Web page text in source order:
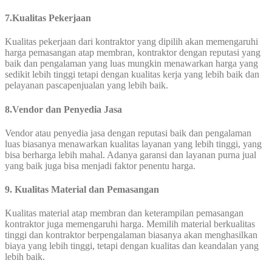
7.Kualitas Pekerjaan
Kualitas pekerjaan dari kontraktor yang dipilih akan memengaruhi
harga pemasangan atap membran, kontraktor dengan reputasi yang
baik dan pengalaman yang luas mungkin menawarkan harga yang
sedikit lebih tinggi tetapi dengan kualitas kerja yang lebih baik dan
pelayanan pascapenjualan yang lebih baik.
8.Vendor dan Penyedia Jasa
Vendor atau penyedia jasa dengan reputasi baik dan pengalaman
luas biasanya menawarkan kualitas layanan yang lebih tinggi, yang
bisa berharga lebih mahal. Adanya garansi dan layanan purna jual
yang baik juga bisa menjadi faktor penentu harga.
9. Kualitas Material dan Pemasangan
Kualitas material atap membran dan keterampilan pemasangan
kontraktor juga memengaruhi harga. Memilih material berkualitas
tinggi dan kontraktor berpengalaman biasanya akan menghasilkan
biaya yang lebih tinggi, tetapi dengan kualitas dan keandalan yang
lebih baik.